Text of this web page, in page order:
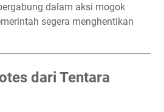
dalam aksi mogok
segera menghentikan
dari Tentara